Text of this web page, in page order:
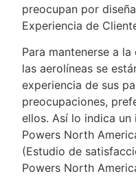
preocupan por
Experiencia de
Para mantenerse a
las aerolíneas se
experiencia de sus
preocupaciones,
ellos. Así lo indica
Powers North
(Estudio de
Powers North